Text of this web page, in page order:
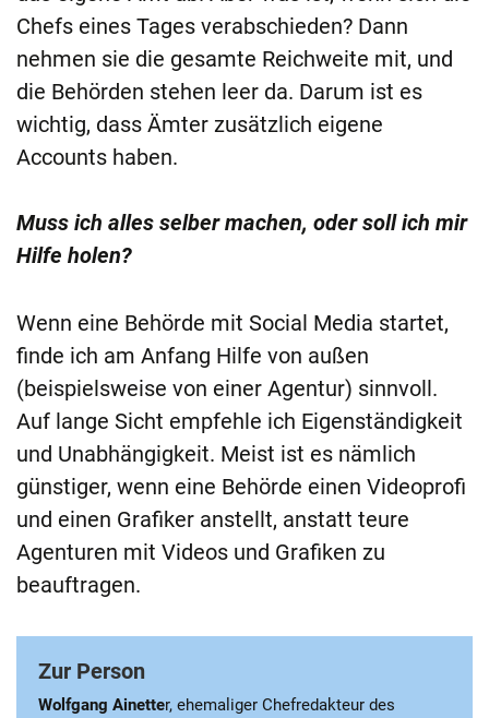
Chefs eines Tages verabschieden? Dann
nehmen sie die gesamte Reichweite mit, und
die Behörden stehen leer da. Darum ist es
wichtig, dass Ämter zusätzlich eigene
Accounts haben.
Muss ich alles selber machen, oder soll ich mir
Hilfe holen?
Wenn eine Behörde mit Social Media startet,
finde ich am Anfang Hilfe von außen
(beispielsweise von einer Agentur) sinnvoll.
Auf lange Sicht empfehle ich Eigenständigkeit
und Unabhängigkeit. Meist ist es nämlich
günstiger, wenn eine Behörde einen Videoprofi
und einen Grafiker anstellt, anstatt teure
Agenturen mit Videos und Grafiken zu
beauftragen.
Zur Person
Wolfgang Ainetter, ehemaliger Chefredakteur des